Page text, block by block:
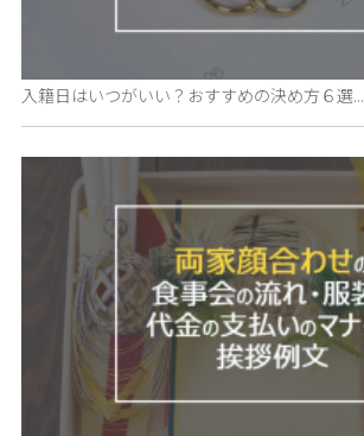
入籍日はいつがいい？おすすめの決め方６選...